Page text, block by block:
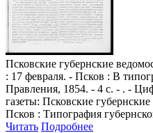
Псковские губернские
: 17 февраля. - Псков : В
Правления, 1854. - 4 с. - . -
газеты: Псковские
Псков : Типография
Читать Подробнее